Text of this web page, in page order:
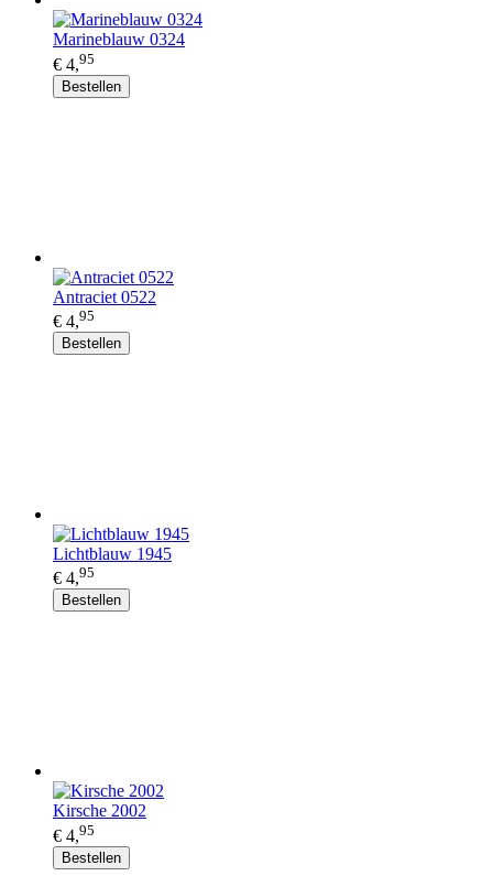
Marineblauw 0324
€ 4,95
Bestellen
Antraciet 0522
€ 4,95
Bestellen
Lichtblauw 1945
€ 4,95
Bestellen
Kirsche 2002
€ 4,95
Bestellen